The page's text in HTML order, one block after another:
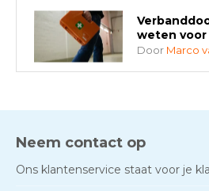
weten
Door Marco
AED-
Door Marco
Neem contact op
Ons klantenservice staat voor je